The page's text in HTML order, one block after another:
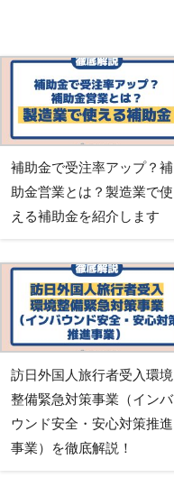
補助金で受注率アップ？補
助金営業とは？製造業で使
える補助金を紹介します
訪日外国人旅行者受入環境
整備緊急対策事業（インバ
ウンド安全・安心対策推進
事業）を徹底解説！